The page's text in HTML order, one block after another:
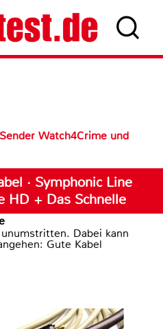
Watch4Crime und
· Symphonic Line
HD + Das Schnelle
Dabei kann
Gute Kabel